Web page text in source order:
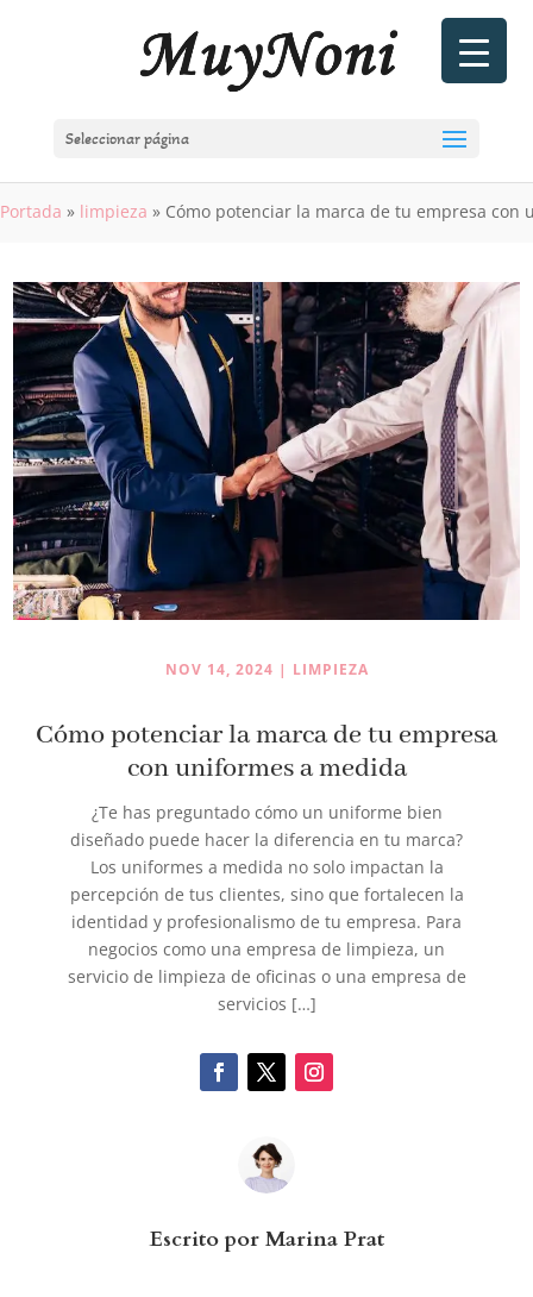
Seleccionar página
Portada » limpieza » Cómo potenciar la marca de tu empresa con
NOV 14, 2024 | LIMPIEZA
Cómo potenciar la marca de tu empresa
con uniformes a medida
¿Te has preguntado cómo un uniforme bien
diseñado puede hacer la diferencia en tu marca?
Los uniformes a medida no solo impactan la
percepción de tus clientes, sino que fortalecen la
identidad y profesionalismo de tu empresa. Para
negocios como una empresa de limpieza, un
servicio de limpieza de oficinas o una empresa de
servicios […]
Escrito por Marina Prat